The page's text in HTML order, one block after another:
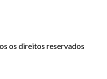
os direitos reservados